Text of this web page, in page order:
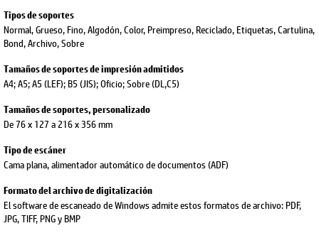
Tipos de soportes
Normal, Grueso, Fino, Algodón, Color, Preimpreso, Reciclado, Etiquetas, Cartulina,
Bond, Archivo, Sobre
Tamaños de soportes de impresión admitidos
A4; A5; A5 (LEF); B5 (JIS); Oficio; Sobre (DL,C5)
Tamaños de soportes, personalizado
De 76 x 127 a 216 x 356 mm
Tipo de escáner
Cama plana, alimentador automático de documentos (ADF)
Formato del archivo de digitalización
El software de escaneado de Windows admite estos formatos de archivo: PDF,
JPG, TIFF, PNG y BMP